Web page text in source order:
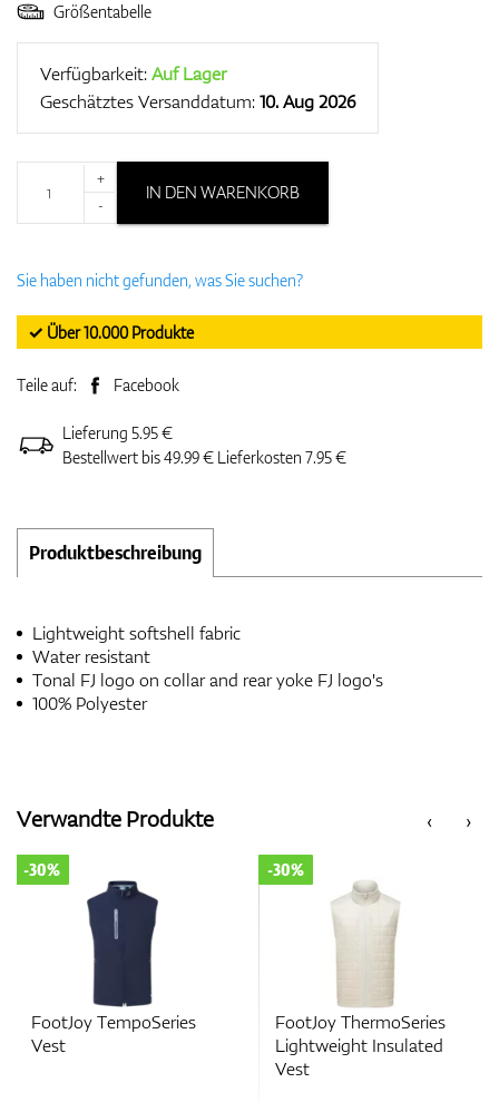
Größentabelle
Verfügbarkeit:Auf Lager
Geschätztes Versanddatum:10. Aug 2026
+
-
IN DEN WARENKORB
Sie haben nicht gefunden, was Sie suchen?
✓ Über 10.000 Produkte
Teile auf: Facebook
Lieferung 5.95 €
Bestellwert bis 49.99 € Lieferkosten 7.95 €
Produktbeschreibung
Lightweight softshell fabric
Water resistant
Tonal FJ logo on collar and rear yoke FJ logo's
100% Polyester
‹
Verwandte Produkte ›
FootJoy TempoSeries
Vest
-30%
FootJoy ThermoSeries
Lightweight Insulated
Vest
-30%